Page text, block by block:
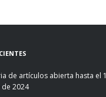
de artículos abierta hasta el
2024